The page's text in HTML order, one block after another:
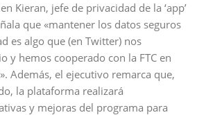
Kieran, jefe de privacidad de la ‘app’
que «mantener los datos seguros
es algo que (en Twitter) nos
y hemos cooperado con la FTC en
Además, el ejecutivo remarca que,
la plataforma realizará
y mejoras del programa para